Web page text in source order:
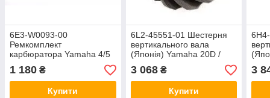
6E3-W0093-00
Ремкомплект
карбюратора Yamaha 4/5
1 180 ₴
Купити
6L2-45551-01 Шестерня
вертикального вала
(Японія) Yamaha 20D /
25N
3 068₴
Купити
3